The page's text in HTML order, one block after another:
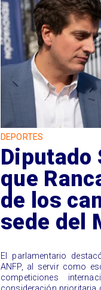
DEPORTES
Diputado
que
de los
sede del
El parlamentario
ANFP, al servir como
competiciones